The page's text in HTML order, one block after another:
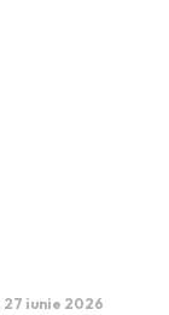
27 iunie 2026